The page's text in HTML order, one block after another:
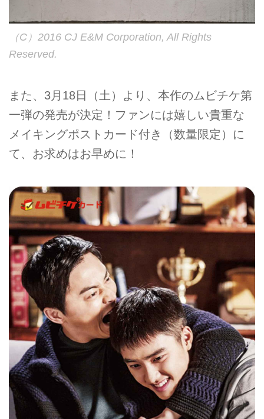
（C）2016 CJ E&M Corporation, All Rights
Reserved.
また、3月18日（土）より、本作のムビチケ第
一弾の発売が決定！ファンには嬉しい貴重な
メイキングポストカード付き（数量限定）に
て、お求めはお早めに！